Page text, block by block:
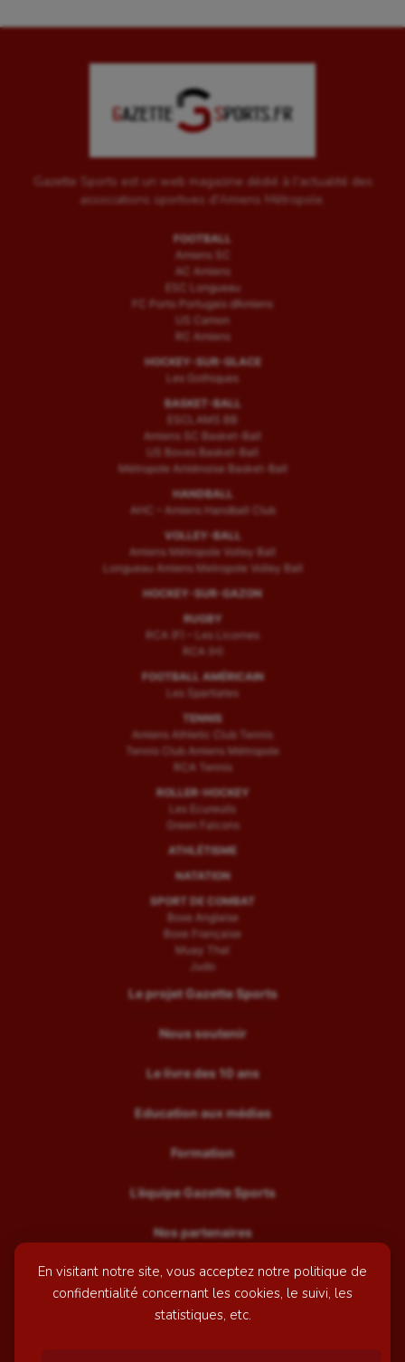
En visitant notre site, vous acceptez notre politique de
confidentialité concernant les cookies, le suivi, les
statistiques, etc.
Gazette Sports est un web magazine dédié à l'actualité des
associations sportives d'Amiens Métropole.
FOOTBALL
Amiens SC
AC Amiens
ESC Longueau
FC Porto Portugais d’Amiens
US Camon
RC Amiens
HOCKEY-SUR-GLACE
Les Gothiques
BASKET-BALL
ESCLAMS BB
Amiens SC Basket-Ball
US Boves Basket-Ball
Métropole Amiénoise Basket-Ball
HANDBALL
AHC – Amiens Handball Club
VOLLEY-BALL
Amiens Métropole Volley Ball
Longueau Amiens Metropole Volley Ball
HOCKEY-SUR-GAZON
RUGBY
RCA (F) – Les Licornes
RCA (H)
FOOTBALL AMÉRICAIN
Les Spartiates
TENNIS
Amiens Athletic Club Tennis
Tennis Club Amiens Métropole
RCA Tennis
ROLLER-HOCKEY
Les Ecureuils
Green Falcons
ATHLÉTISME
NATATION
SPORT DE COMBAT
Boxe Anglaise
Boxe Française
Muay Thaï
Judo
Le projet Gazette Sports
Nous soutenir
Le livre des 10 ans
Education aux médias
Formation
L’équipe Gazette Sports
Nos partenaires
Recrutement
Mentions légales